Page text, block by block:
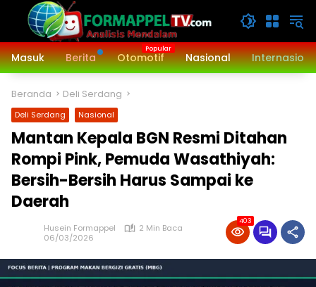
Langsung
konten
Masuk
Berita Otomotif Nasional
Beranda Deli Serdang
Deli Serdang Nasional
Mantan Kepala BGN Resmi Ditahan
Rompi Pink, Pemuda Wasathiyah:
Bersih-Bersih Harus Sampai ke
Daerah
Husein Formappel
2 Min Baca
06/03/2026
403